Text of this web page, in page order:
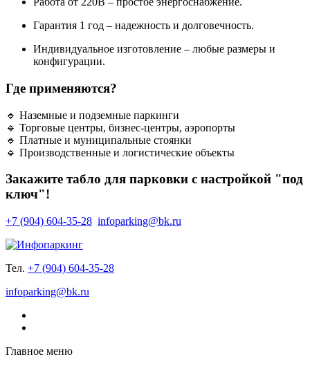
Гарантия 1 год – надежность и долговечность.
Индивидуальное изготовление – любые размеры и
конфигурации.
Где применяются?
🔹 Наземные и подземные паркинги
🔹 Торговые центры, бизнес-центры, аэропорты
🔹 Платные и муниципальные стоянки
🔹 Производственные и логистические объекты
Закажите табло для парковки с настройкой "под
ключ"!
+7 (904) 604-35-28 infoparking@bk.ru
Тел. +7 (904) 604-35-28
infoparking@bk.ru
Главное меню